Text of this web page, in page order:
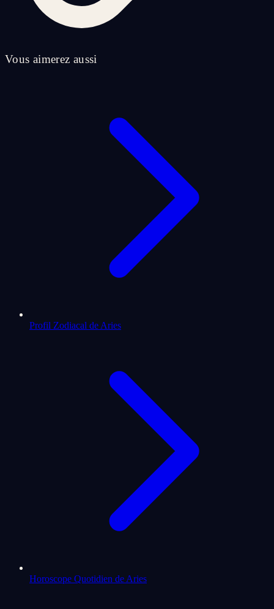
Vous aimerez aussi
Profil Zodiacal de Aries
Horoscope Quotidien de Aries